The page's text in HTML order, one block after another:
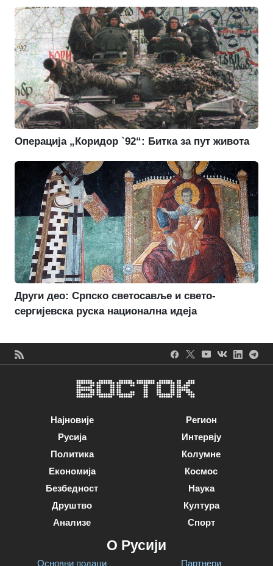
Операција „Коридор `92“: Битка за пут живота
Други део: Српско светосавље и свето-
сергијевска руска национална идеја
Најновије
Русија
Политика
Економија
Безбедност
Друштво
Анализе
Регион
Интервју
Колумне
Космос
Наука
Култура
Спорт
О Русији
Основни подаци Партнери